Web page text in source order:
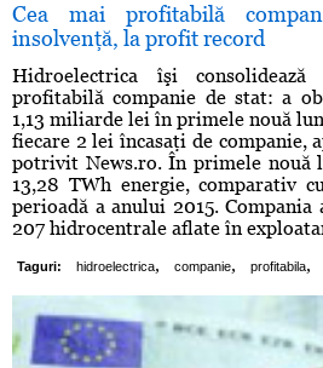
Cea mai profitabilă
insolvenţă, la profit record
Hidroelectrica îşi
profitabilă companie de stat: a
1,13 miliarde lei în primele nouă
fiecare 2 lei încasaţi de companie,
potrivit News.ro. În primele nouă
13,28 TWh energie, comparativ
perioadă a anului 2015.
207 hidrocentrale aflate în
Taguri: hidroelectrica, companie, profitabila,